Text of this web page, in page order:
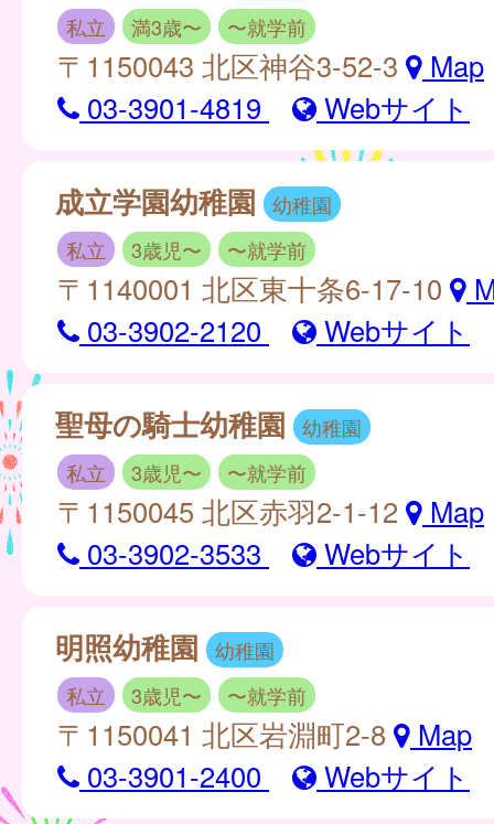
私立
満3歳〜 〜就学前
〒1150043 北区神谷3-52-3
Map
03-3901-4819
Webサイト
成立学園幼稚園
幼稚園
私立
3歳児〜 〜就学前
〒1140001 北区東十条6-17-10
03-3902-2120
Webサイト
聖母の騎士幼稚園
幼稚園
私立
3歳児〜 〜就学前
〒1150045 北区赤羽2-1-12
Map
03-3902-3533
Webサイト
明照幼稚園
幼稚園
私立
3歳児〜 〜就学前
〒1150041 北区岩淵町2-8
Map
03-3901-2400
Webサイト